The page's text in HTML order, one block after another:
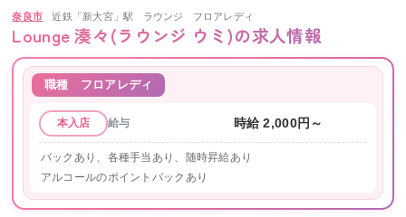
奈良市 近鉄「新大宮」駅 ラウンジ フロアレディ
Lounge 湊々(ラウンジ ウミ)の求人情報
職種 フロアレディ
本入店 給与 時給 2,000円～
バックあり、各種手当あり、随時昇給あり
アルコールのポイントバックあり